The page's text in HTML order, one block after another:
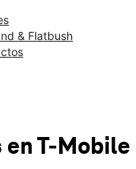
& Flatbush
en T-Mobile